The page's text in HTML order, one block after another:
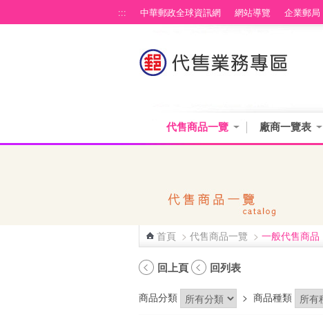
::: 中華郵政全球資訊網 網站導覽 企業郵局
代售商品一覽 廠商一覽表
首頁 > 代售商品一覽 > 一般代售商品
回上頁 回列表
商品分類 > 商品種類